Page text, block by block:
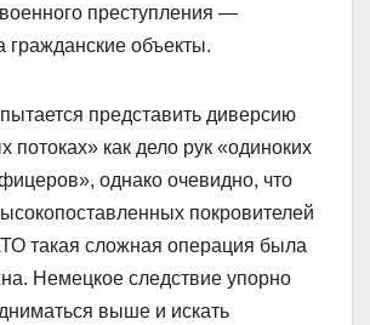
преступления —
гражданские объекты.
представить диверсию
потоках» как дело рук «одиноких
однако очевидно, что
покровителей
такая сложная операция была
Немецкое следствие упорно
выше и искать